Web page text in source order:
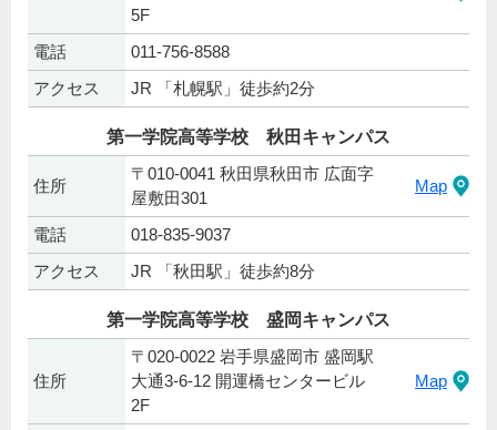
5F
電話
011-756-8588
アクセス
JR 「札幌駅」徒歩約2分
第一学院高等学校 秋田キャンパス
住所
〒010-0041 秋田県秋田市 広面字
屋敷田301
Map
電話
018-835-9037
アクセス
JR 「秋田駅」徒歩約8分
第一学院高等学校 盛岡キャンパス
住所
〒020-0022 岩手県盛岡市 盛岡駅
大通3-6-12 開運橋センタービル
2F
Map